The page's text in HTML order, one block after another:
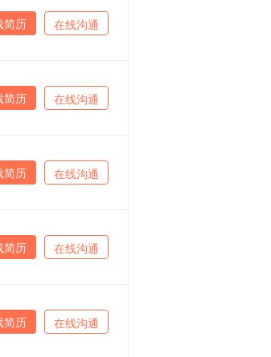
在线沟通
简历
在线沟通
简历
在线沟通
简历
在线沟通
简历
在线沟通
简历